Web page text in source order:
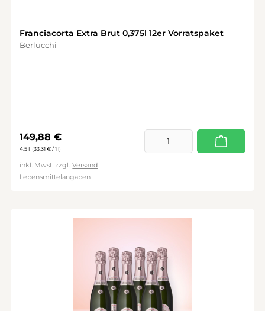
Franciacorta Extra Brut 0,375l 12er Vorratspaket
Berlucchi
Regulärer Preis:
149,88 €
4.5 l (33,31 € / 1 l)
inkl. Mwst. zzgl. Versand
Lebensmittelangaben